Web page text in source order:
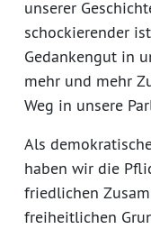
unserer
schockierender
Gedankengut in
mehr und mehr
Weg in unsere
Als
haben wir die
friedlichen
freiheitlichen